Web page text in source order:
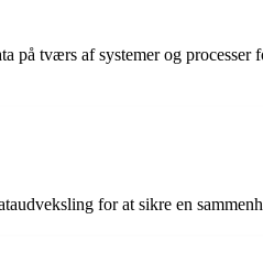
på tværs af systemer og processer
for at sikre en